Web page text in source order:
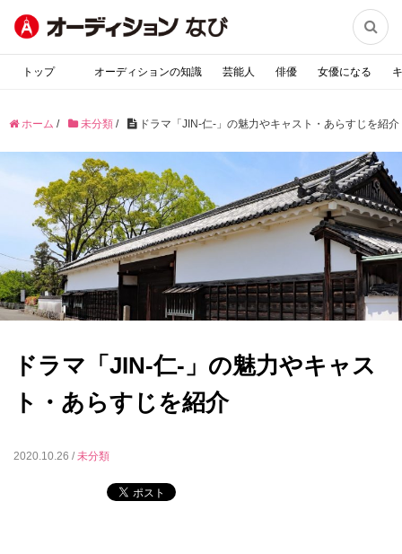

トップ オーディションの知識 芸能人 俳優 女優になる
ホーム / 未分類 / ドラマ「JIN-仁‐」の魅力やキャスト・あらすじを紹介
ドラマ「JIN-仁‐」の魅力やキャス
ト・あらすじを紹介
2020.10.26 /未分類